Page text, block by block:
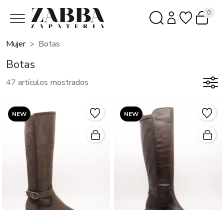
0
Mujer Botas
Botas
47 artículos mostrados
NEW NEW